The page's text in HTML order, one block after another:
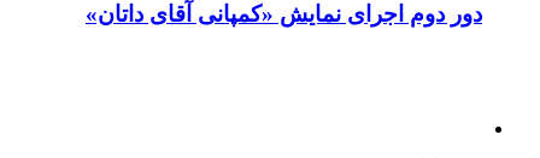
دور دوم اجرای نمایش «کمپانی آقای داتان»